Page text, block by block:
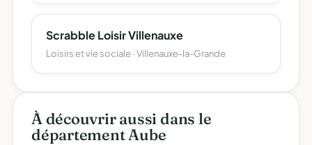
Scrabble Loisir Villenauxe
Loisirs et vie sociale · Villenauxe-la-Grande
À découvrir aussi dans le
département Aube